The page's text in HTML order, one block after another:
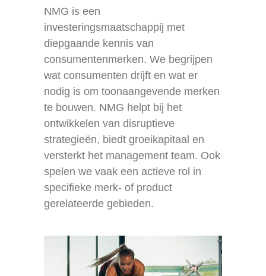
NMG is een
investeringsmaatschappij met
diepgaande kennis van
consumentenmerken. We begrijpen
wat consumenten drijft en wat er
nodig is om toonaangevende merken
te bouwen. NMG helpt bij het
ontwikkelen van disruptieve
strategieën, biedt groeikapitaal en
versterkt het management team. Ook
spelen we vaak een actieve rol in
specifieke merk- of product
gerelateerde gebieden.